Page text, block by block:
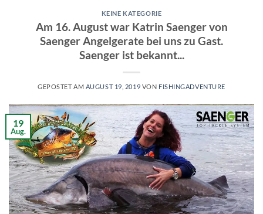
KEINE KATEGORIE
Am 16. August war Katrin Saenger von
Saenger Angelgerate bei uns zu Gast.
Saenger ist bekannt...
GEPOSTET AM AUGUST 19, 2019 VON FISHINGADVENTURE
19
Aug.